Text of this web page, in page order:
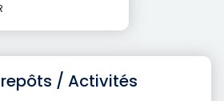
/ Activités